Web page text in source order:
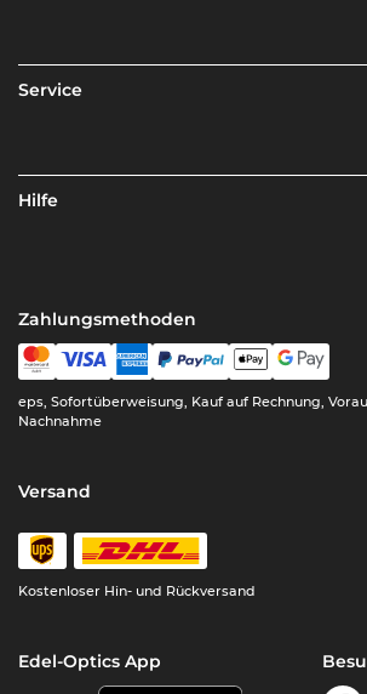
Service
Hilfe
Zahlungsmethoden
eps, Sofortüberweisung, Kauf auf Rechnung,
Nachnahme
Versand
Kostenloser Hin- und Rückversand
Edel-Optics App